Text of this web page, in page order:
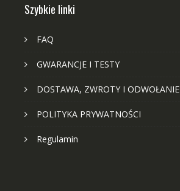
Szybkie linki
FAQ
GWARANCJE I TESTY
DOSTAWA, ZWROTY I ODWOŁANIE
POLITYKA PRYWATNOŚCI
Regulamin